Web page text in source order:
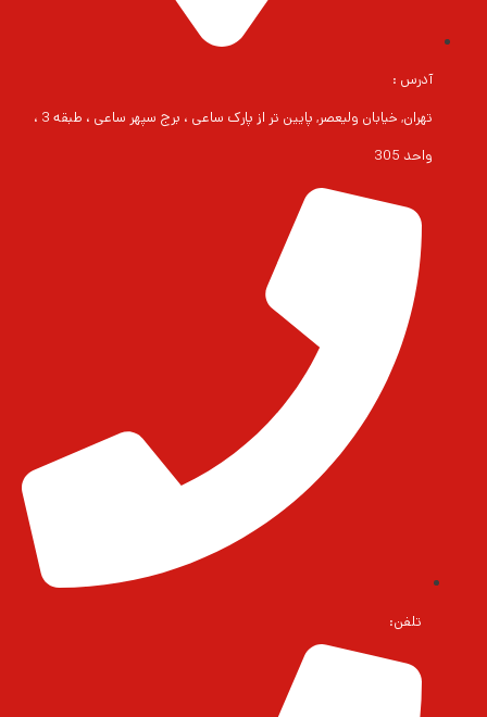
آدرس :
تهران, خیابان ولیعصر, پایین تر از پارک ساعی ، برج سپهر ساعی ، طبقه 3 ،
واحد 305
تلفن: